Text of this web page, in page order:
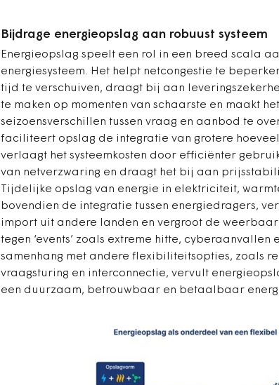
Bijdrage energieopslag aan robuust systeem
Energieopslag speelt een rol in een breed scala
energiesysteem. Het helpt netcongestie te
tijd te verschuiven, draagt bij aan
te maken op momenten van schaarste en maakt
seizoensverschillen tussen vraag en aanbod te
faciliteert opslag de integratie van grotere
verlaagt het systeemkosten door efficiënter
van netverzwaring en draagt het bij aan
Tijdelijke opslag van energie in elektriciteit,
bovendien de integratie tussen energiedragers,
import uit andere landen en vergroot de
tegen ‘events’ zoals extreme hitte,
samenhang met andere flexibiliteitsopties, zoals
vraagsturing en interconnectie, vervult
een duurzaam, betrouwbaar en betaalbaar